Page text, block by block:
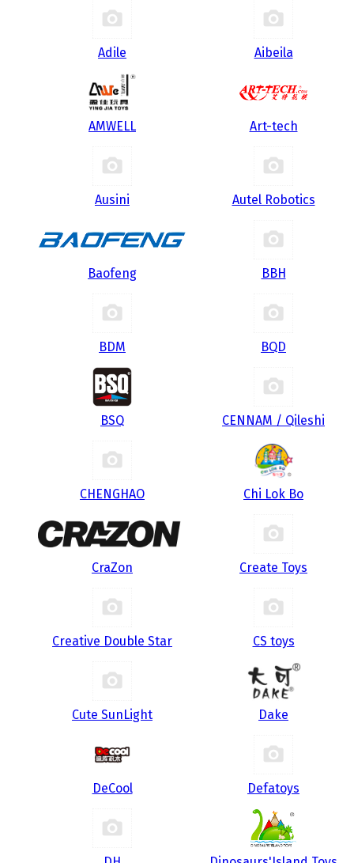
Adile Aibeila
AMWELL Art-tech
Ausini Autel Robotics
Baofeng BBH
BDM BQD
BSQ CENNAM / Qileshi
CHENGHAO Chi Lok Bo
CraZon Create Toys
Creative Double Star CS toys
Cute SunLight Dake
DeCool Defatoys